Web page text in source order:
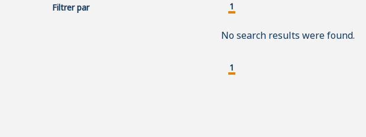
1
No search results were found.
1
Filtrer par